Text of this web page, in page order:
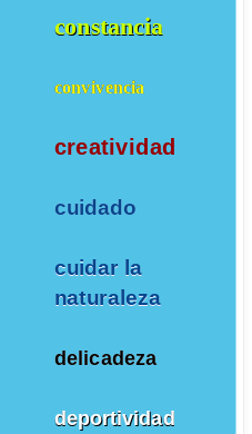
constancia
convivencia
creatividad
cuidado
cuidar la
naturaleza
delicadeza
deportividad